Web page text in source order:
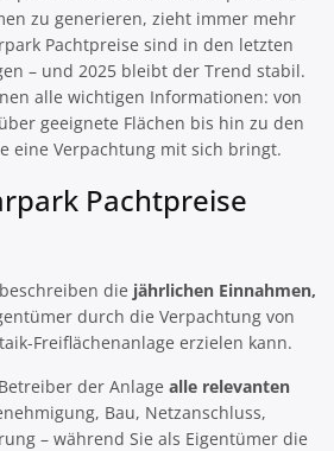
zu generieren, zieht immer mehr
Pachtpreise sind in den letzten
– und 2025 bleibt der Trend stabil.
alle wichtigen Informationen: von
geeignete Flächen bis hin zu den
eine Verpachtung mit sich bringt.
Pachtpreise
die jährlichen Einnahmen,
durch die Verpachtung von
Freiflächenanlage erzielen kann.
der Anlage alle relevanten
Bau, Netzanschluss,
– während Sie als Eigentümer die